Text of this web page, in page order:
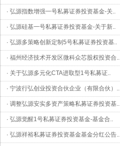
· 弘源指数增强一号私募证券投资基金-关..
· 弘源硅基一号私募证券投资基金-关于新..
· 弘源多策略创新定制5号私募证券投资基..
· 福州经济技术开发区微科众芯股权投资合..
· 关于弘源多元化CTA进取型1号私募证..
· 宁波行弘创业投资合伙企业（有限合伙） ..
· 调整弘源安实多资产策略私募证券投资基..
· 弘源觉醒1号私募证券投资基金-基金合..
· 弘源祥裕私募证券投资基金基金分红公告..